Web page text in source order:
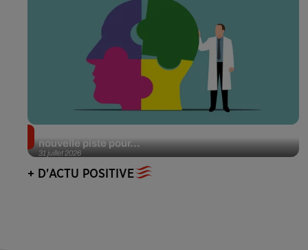
31 juillet 2026
nouvelle piste pour...
+ D'ACTU POSITIVE